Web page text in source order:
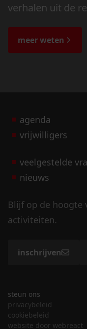
verhalen uit de
de bijzondere
meer weten
agenda
vrijwilligers
veelgestelde
nieuws
Blijf op de hoogte
activiteiten.
inschrijven
steun ons
privacybeleid
cookiebeleid
website door webreact